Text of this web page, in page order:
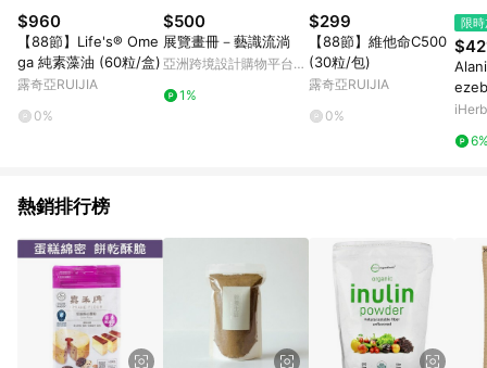
不符合回饋資格。 (7) 若上述或其他原因，致使消費者無接收到
點數回饋或點數回饋有爭議，台灣樂天市場保有更改條款與法律
追訴之權利，活動詳情以樂天市場網站公告為準。
$960
【88節】Life's® Ome
ga 純素藻油 (60粒/盒)
露奇亞RUIJIA
0%
$500
展覽畫冊－藝識流淌
亞洲跨境設計購物平台
1%
$299
【88節】維他命C500
(30粒/包)
露奇亞RUIJIA
0%
限
條
iHerb
熱銷排行榜